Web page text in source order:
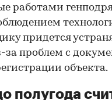
работами
придется
проблем с
объекта.
полугода